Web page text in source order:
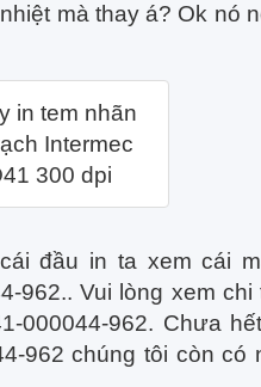
mà thay á? Ok nó
in tem nhãn
Intermec
300 dpi
đầu in ta xem cái
962.. Vui lòng xem
000044-962. Chưa
962 chúng tôi còn có